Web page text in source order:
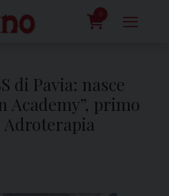
0
di Pavia: nasce
Academy”, primo